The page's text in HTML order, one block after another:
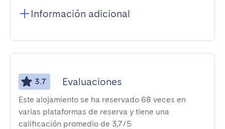
Información adicional
3.7 Evaluaciones
Este alojamiento se ha reservado 68 veces en
varias plataformas de reserva y tiene una
calificación promedio de 3,7/5